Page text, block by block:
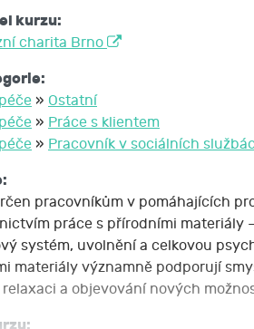
kurzu:
charita Brno
» Ostatní
» Práce s klientem
» Pracovník v sociálních
pracovníkům v pomáhajících
práce s přírodními materiály
systém, uvolnění a celkovou
materiály významně podporují
a objevování nových